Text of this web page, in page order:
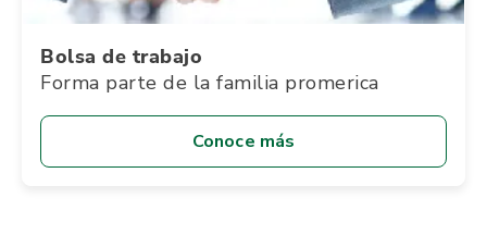
Bolsa de trabajo
Forma parte de la familia promerica
Conoce más